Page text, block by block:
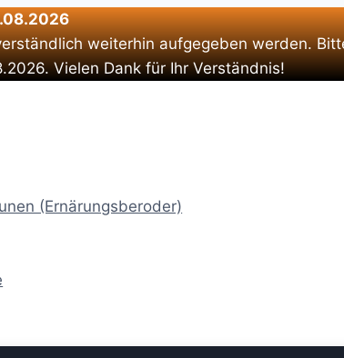
weiterhin aufgegeben werden.
Vielen Dank für Ihr Verständnis!
(Ernärungsberoder)